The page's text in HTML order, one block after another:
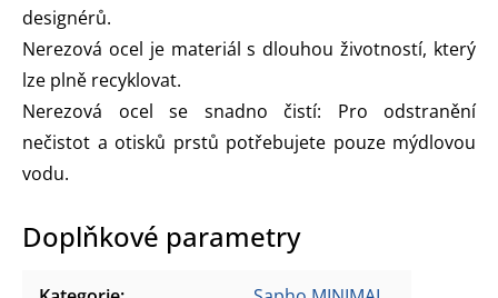
designérů.
Nerezová ocel je materiál s dlouhou životností, který
lze plně recyklovat.
Nerezová ocel se snadno čistí: Pro odstranění
nečistot a otisků prstů potřebujete pouze mýdlovou
vodu.
Doplňkové parametry